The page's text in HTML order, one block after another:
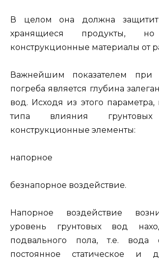
В целом она должна
хранящиеся продукты,
конструкционные материалы от
Важнейшим показателем при
погреба является глубина
вод. Исходя из этого параметра,
типа влияния
конструкционные элементы:
напорное
безнапорное воздействие.
Напорное воздействие
уровень грунтовых вод
подвального пола, т.е. вода
постоянное статическое и